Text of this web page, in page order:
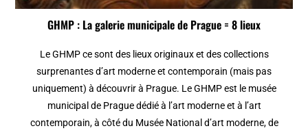
GHMP : La galerie municipale de Prague = 8 lieux
Le GHMP ce sont des lieux originaux et des collections
surprenantes d’art moderne et contemporain (mais pas
uniquement) à découvrir à Prague. Le GHMP est le musée
municipal de Prague dédié à l’art moderne et à l’art
contemporain, à côté du Musée National d’art moderne, de